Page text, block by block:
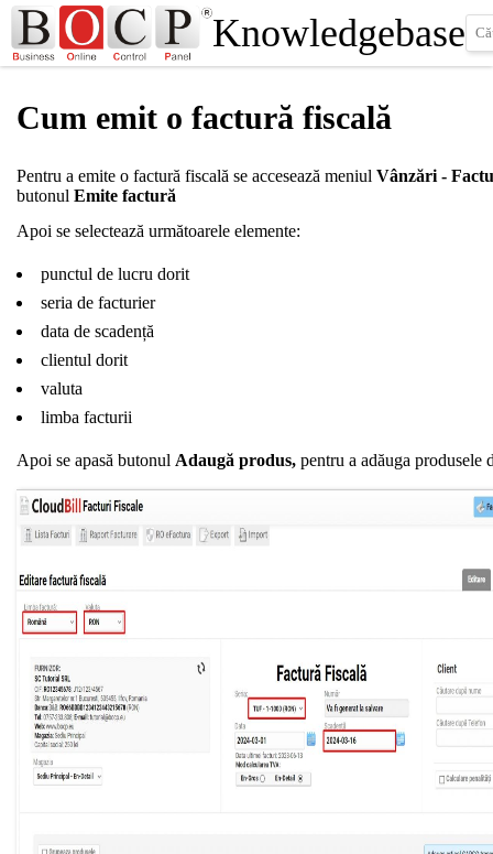
Knowledgebase
Cum emit o factură fiscală
Pentru a emite o factură fiscală se accesează meniul Vânzări -
butonul Emite factură
Apoi se selectează următoarele elemente:
punctul de lucru dorit
seria de facturier
data de scadență
clientul dorit
valuta
limba facturii
Apoi se apasă butonul Adaugă produs, pentru a adăuga produsele